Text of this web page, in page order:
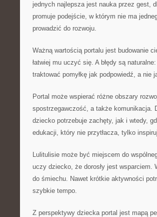
jednych najlepsza jest nauka przez gest,
promuje podejście, w którym nie ma
prowadzić do rozwoju.
Ważną wartością portalu jest budowanie
łatwiej mu uczyć się. A błędy są
traktować pomyłkę jak podpowiedź, a
Portal może wspierać różne obszary
spostrzegawczość, a także komunikacja.
dziecko potrzebuje zachęty, jak i wtedy,
edukacji, który nie przytłacza, tylko
Lulitulisie może być miejscem do
uczy dziecko, że dorosły jest wsparciem.
do śmiechu. Nawet krótkie aktywności
szybkie tempo.
Z perspektywy dziecka portal jest mapą